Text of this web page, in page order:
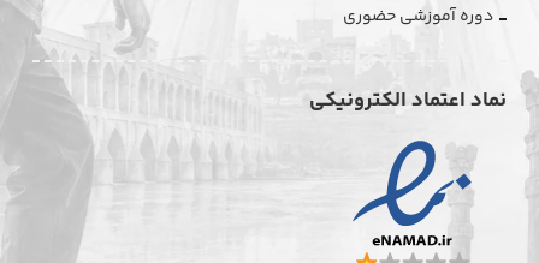
دوره آموزشی حضوری
نماد اعتماد الکترونیکی